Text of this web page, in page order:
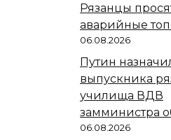
Рязанцы
аварийные
06.08.2026
Путин
выпускника
училища ВДВ
замминистра
06.08.2026